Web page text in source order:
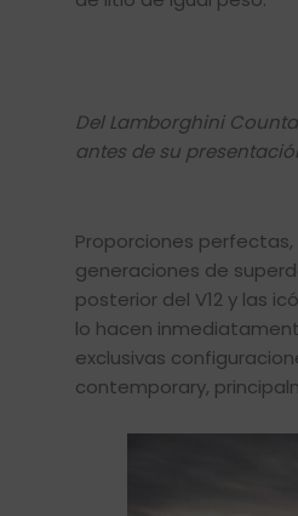
Del Lamborghini
antes de su
Proporciones
generaciones de
posterior del V12 y las
lo hacen
exclusivas
contemporary,